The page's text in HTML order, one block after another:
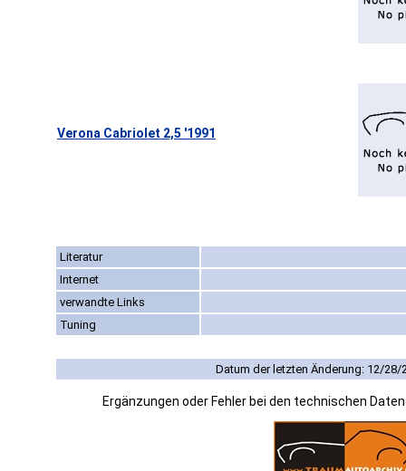
Verona Cabriolet 2,5 '1991
Literatur
Internet
verwandte Links
Tuning
Datum der letzten Änderung: 12/28/
Ergänzungen oder Fehler bei den technischen